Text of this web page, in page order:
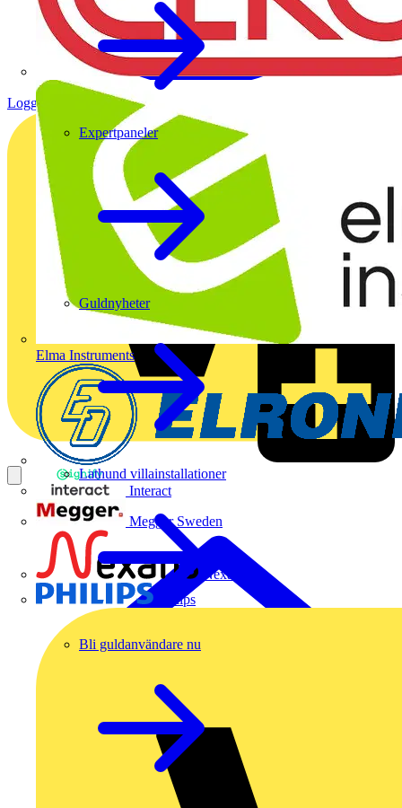
Elma Instruments
Interact
Megger Sweden
Nexans
Philips
Expertpaneler
Guldnyheter
Lathund villainstallationer
Bli guldanvändare nu
Logga in Registrera dig